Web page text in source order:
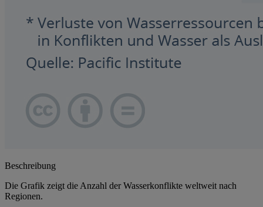
Beschreibung
Die Grafik zeigt die Anzahl der Wasserkonflikte weltweit nach
Regionen.